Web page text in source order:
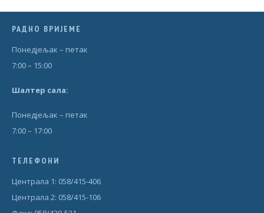
РАДНО ВРИЈЕМЕ
Понедjељак – петак
7:00 – 15:00
Шалтер сала:
Понедjељак – петак
7:00 – 17:00
ТЕЛЕФОНИ
Централа 1: 058/415-406
Централа 2: 058/415-106